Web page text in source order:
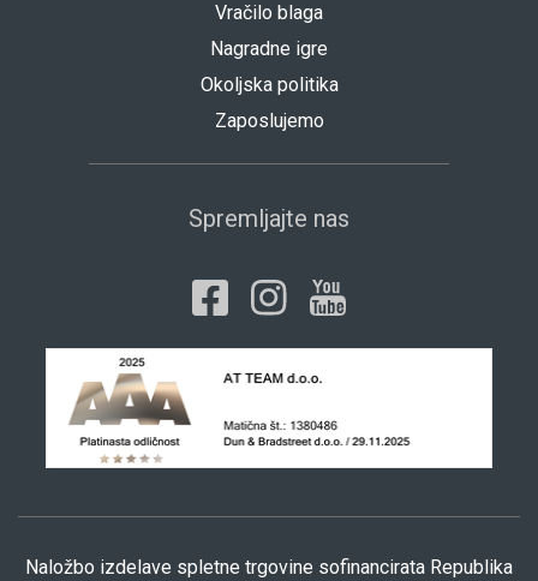
Vračilo blaga
Nagradne igre
Okoljska politika
Zaposlujemo
Spremljajte nas
Naložbo izdelave spletne trgovine sofinancirata Republika